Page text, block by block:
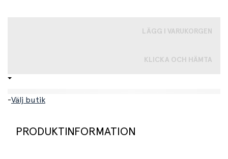
LÄGG I VARUKORGEN
KLICKA OCH HÄMTA
-Välj butik
PRODUKTINFORMATION